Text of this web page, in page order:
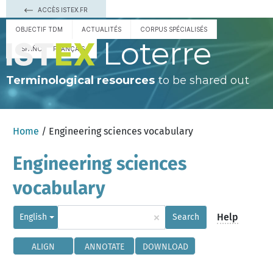
ACCÈS ISTEX.FR
OBJECTIF TDM ACTUALITÉS CORPUS SPÉCIALISÉS
ESPAÑOL FRANÇAIS Loterre
Terminological resourcesto be shared out
Home / Engineering sciences vocabulary
Engineering sciences
vocabulary
English × Search Help
ALIGN ANNOTATE DOWNLOAD